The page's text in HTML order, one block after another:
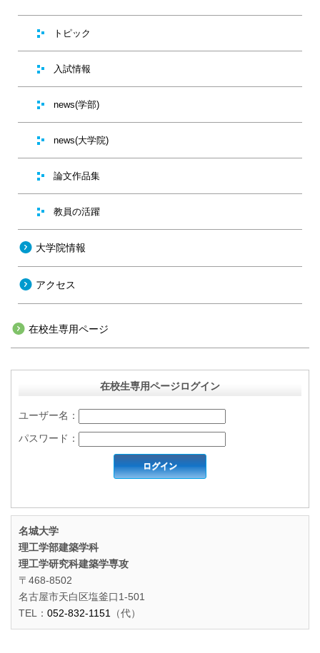
トピック
入試情報
news(学部)
news(大学院)
論文作品集
教員の活躍
大学院情報
アクセス
在校生専用ページ
在校生専用ページログイン
ユーザー名：
パスワード：
名城大学
理工学部建築学科
理工学研究科建築学専攻
〒468-8502
名古屋市天白区塩釜口1-501
TEL： 052-832-1151 （代）